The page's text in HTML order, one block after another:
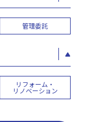
管理委託
リフォーム・
リノベーション